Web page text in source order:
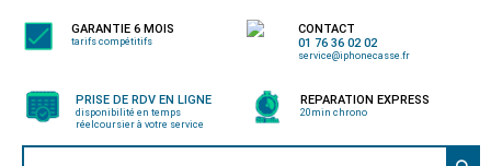
GARANTIE 6 MOIS
tarifs compétitifs
CONTACT
01 76 36 02 02
service@iphonecasse.fr
PRISE DE RDV EN LIGNE
disponibilité en temps
réelcoursier à votre service
REPARATION EXPRESS
20min chrono